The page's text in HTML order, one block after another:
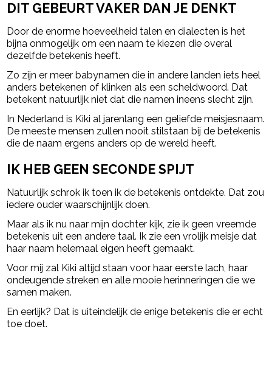
DIT GEBEURT VAKER DAN JE DENKT
Door de enorme hoeveelheid talen en dialecten is het
bijna onmogelijk om een naam te kiezen die overal
dezelfde betekenis heeft.
Zo zijn er meer babynamen die in andere landen iets heel
anders betekenen of klinken als een scheldwoord. Dat
betekent natuurlijk niet dat die namen ineens slecht zijn.
In Nederland is Kiki al jarenlang een geliefde meisjesnaam.
De meeste mensen zullen nooit stilstaan bij de betekenis
die de naam ergens anders op de wereld heeft.
IK HEB GEEN SECONDE SPIJT
Natuurlijk schrok ik toen ik de betekenis ontdekte. Dat zou
iedere ouder waarschijnlijk doen.
Maar als ik nu naar mijn dochter kijk, zie ik geen vreemde
betekenis uit een andere taal. Ik zie een vrolijk meisje dat
haar naam helemaal eigen heeft gemaakt.
Voor mij zal Kiki altijd staan voor haar eerste lach, haar
ondeugende streken en alle mooie herinneringen die we
samen maken.
En eerlijk? Dat is uiteindelijk de enige betekenis die er echt
toe doet.